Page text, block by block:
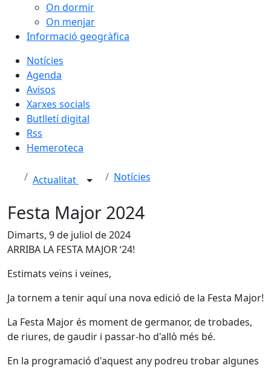
On dormir
On menjar
Informació geogràfica
Notícies
Agenda
Avisos
Xarxes socials
Butlletí digital
Rss
Hemeroteca
Actualitat Notícies
Festa Major 2024
Dimarts, 9 de juliol de 2024
ARRIBA LA FESTA MAJOR ‘24!
Estimats veïns i veïnes,
Ja tornem a tenir aquí una nova edició de la Festa Major!
La Festa Major és moment de germanor, de trobades,
de riures, de gaudir i passar-ho d'allò més bé.
En la programació d'aquest any podreu trobar algunes